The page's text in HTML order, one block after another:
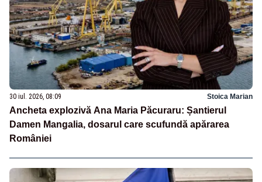
30 iul. 2026, 08:09 Stoica Marian
Ancheta explozivă Ana Maria Păcuraru: Șantierul
Damen Mangalia, dosarul care scufundă apărarea
României